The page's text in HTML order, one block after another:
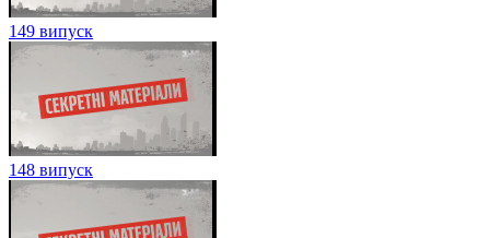
149 випуск
148 випуск